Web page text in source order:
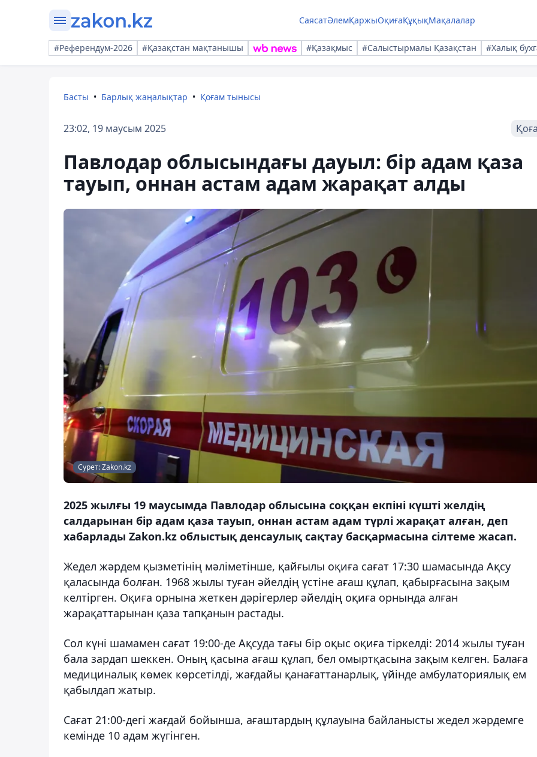
СаясатӘлемҚаржыОқиғаҚұқықМақалалар
#Референдум-2026 #Қазақстан мақтанышы #Қазақмыс #Салыстырмалы Қазақстан #Халық
Басты Барлық жаңалықтар Қоғам тынысы
23:02, 19 маусым 2025
Павлодар облысындағы дауыл: бір адам қаза
тауып, оннан астам адам жарақат алды
Сурет: Zakon.kz
2025 жылғы 19 маусымда Павлодар облысына соққан екпіні күшті желдің
салдарынан бір адам қаза тауып, оннан астам адам түрлі жарақат алған, деп
хабарлады Zakon.kz облыстық денсаулық сақтау басқармасына сілтеме жасап.
Жедел жәрдем қызметінің мәліметінше, қайғылы оқиға сағат 17:30 шамасында Ақсу
қаласында болған. 1968 жылы туған әйелдің үстіне ағаш құлап, қабырғасына зақым
келтірген. Оқиға орнына жеткен дәрігерлер әйелдің оқиға орнында алған
жарақаттарынан қаза тапқанын растады.
Сол күні шамамен сағат 19:00-де Ақсуда тағы бір оқыс оқиға тіркелді: 2014 жылы туған
бала зардап шеккен. Оның қасына ағаш құлап, бел омыртқасына зақым келген. Балаға
медициналық көмек көрсетілді, жағдайы қанағаттанарлық, үйінде амбулаториялық ем
қабылдап жатыр.
Сағат 21:00-дегі жағдай бойынша, ағаштардың құлауына байланысты жедел жәрдемге
кемінде 10 адам жүгінген.